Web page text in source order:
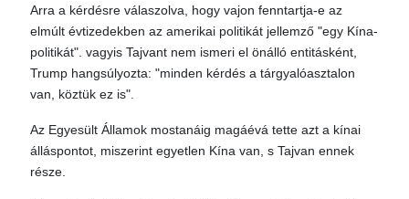
Arra a kérdésre válaszolva, hogy vajon fenntartja-e az
elmúlt évtizedekben az amerikai politikát jellemző "egy Kína-
politikát". vagyis Tajvant nem ismeri el önálló entitásként,
Trump hangsúlyozta: "minden kérdés a tárgyalóasztalon
van, köztük ez is".
Az Egyesült Államok mostanáig magáévá tette azt a kínai
álláspontot, miszerint egyetlen Kína van, s Tajvan ennek
része.